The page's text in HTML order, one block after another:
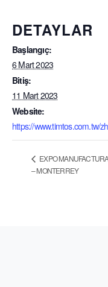
DETAYLAR
Başlangıç:
6 Mart 2023
Bitiş:
11 Mart 2023
Website:
https://www.timtos.com.tw/
EXPO
– MONTERREY